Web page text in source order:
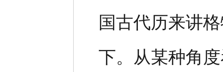
国古代历来讲
下。从某种角